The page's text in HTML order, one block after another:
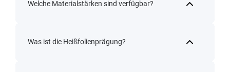
Welche Materialstärken sind verfügbar?
Was ist die Heißfolienprägung?